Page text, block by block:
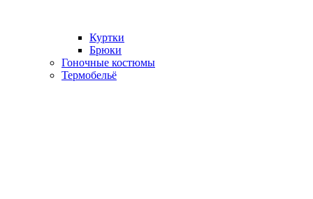
Куртки
Брюки
Гоночные костюмы
Термобельё